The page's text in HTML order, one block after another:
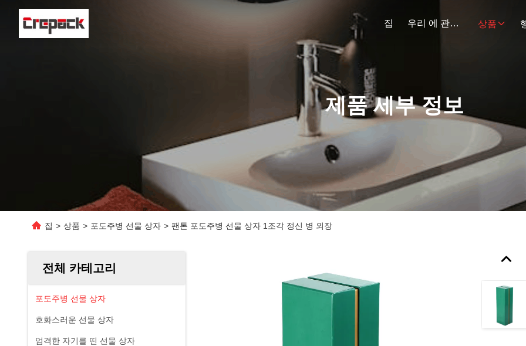
집 우리 에 관한 것 상품
제품 세부 정보
집 > 상품 > 포도주병 선물 상자 > 팬톤 포도주병 선물 상자 1조각 정신 병 외장
전체 카테고리
포도주병 선물 상자
호화스러운 선물 상자
엄격한 자기를 띤 선물 상자